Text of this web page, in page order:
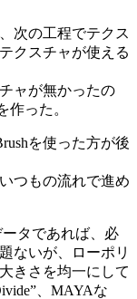
次の工程でテクス
クスチャが使える
ャが無かったの
作った。
を使った方が後
つもの流れで進め
タであれば、必
ないが、ローポリ
きさを均一にして
、MAYAな